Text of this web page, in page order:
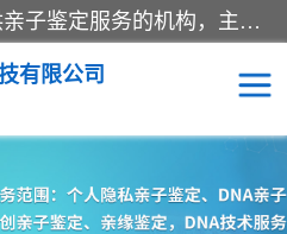
华信基因是一家专门提供亲子鉴定服务的机构，主要业务：济南亲子鉴定、临沂亲子鉴定、菏泽亲子鉴定、淄博亲子鉴定、青岛亲子鉴定、日照亲子鉴定、临朐亲子鉴定、寿光亲子鉴定等，联合广州、上海、北京、深圳、杭州、武汉、成都、合肥、贵阳、沈阳等地区有法医物证鉴定机构及基因检测公司，为国内外客户提供便捷的DNA鉴定服务。
有限公司
DNA亲子鉴定